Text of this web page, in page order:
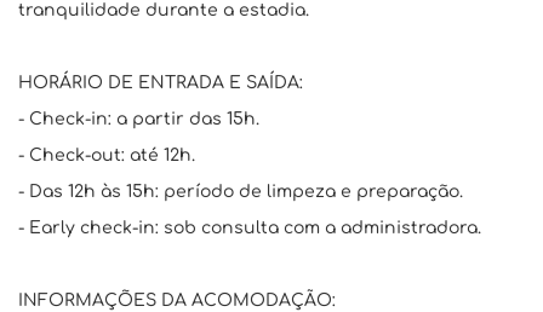
tranquilidade durante a estadia.
HORÁRIO DE ENTRADA E SAÍDA:
- Check-in: a partir das 15h.
- Check-out: até 12h.
- Das 12h às 15h: período de limpeza e preparação.
- Early check-in: sob consulta com a administradora.
INFORMAÇÕES DA ACOMODAÇÃO: